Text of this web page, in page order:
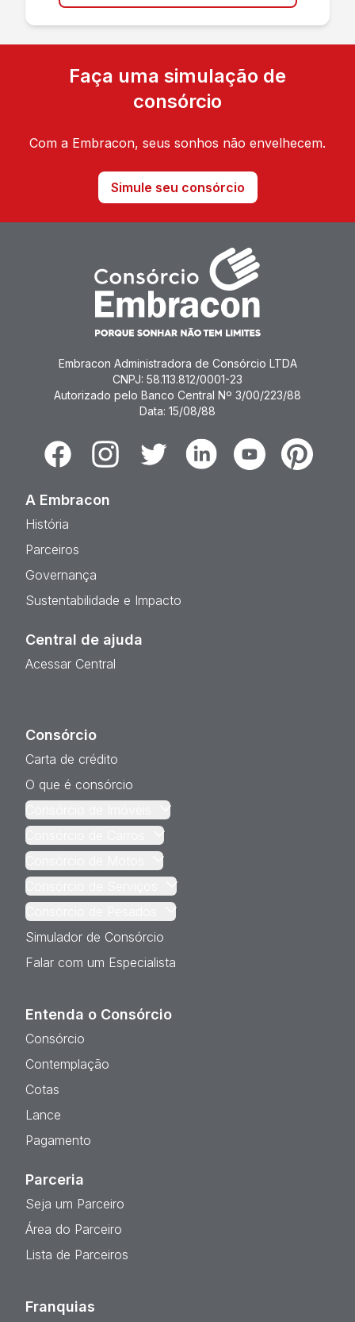
Faça uma simulação de
consórcio
Com a Embracon, seus sonhos não envelhecem.
Simule seu consórcio
Embracon Administradora de Consórcio LTDA
CNPJ: 58.113.812/0001-23
Autorizado pelo Banco Central Nº 3/00/223/88
Data: 15/08/88
FacebookInstagramTwitter LinkedinYoutubePinterest
A Embracon
História
Parceiros
Governança
Sustentabilidade e Impacto
Central de ajuda
Acessar Central
Consórcio
Carta de crédito
O que é consórcio
Simulador de Consórcio
Falar com um Especialista
Entenda o Consórcio
Consórcio
Contemplação
Cotas
Lance
Pagamento
Parceria
Seja um Parceiro
Área do Parceiro
Lista de Parceiros
Franquias